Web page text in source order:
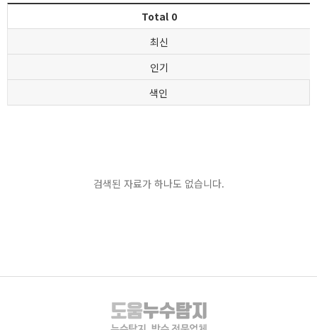
Total 0
최신
인기
색인
검색된 자료가 하나도 없습니다.